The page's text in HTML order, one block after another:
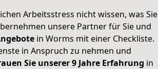
Arbeitsstress nicht wissen, was Sie
unsere Partner für Sie und
in Worms mit einer Checkliste.
in Anspruch zu nehmen und
Sie unserer 9 Jahre Erfahrung in